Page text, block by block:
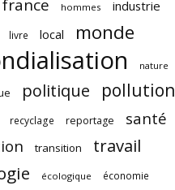
france hommes industrie
livre local monde
nature
politique pollution
recyclage reportage
santé
transition
travail
écologique économie